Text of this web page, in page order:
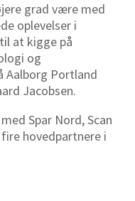
grad være med
oplevelser i
at kigge på
og
Aalborg Portland
Jacobsen.
Spar Nord, Scan
hovedpartnere i